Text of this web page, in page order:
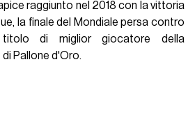
raggiunto nel 2018 con la vittoria
la finale del Mondiale persa contro
di miglior giocatore della
Pallone d'Oro.